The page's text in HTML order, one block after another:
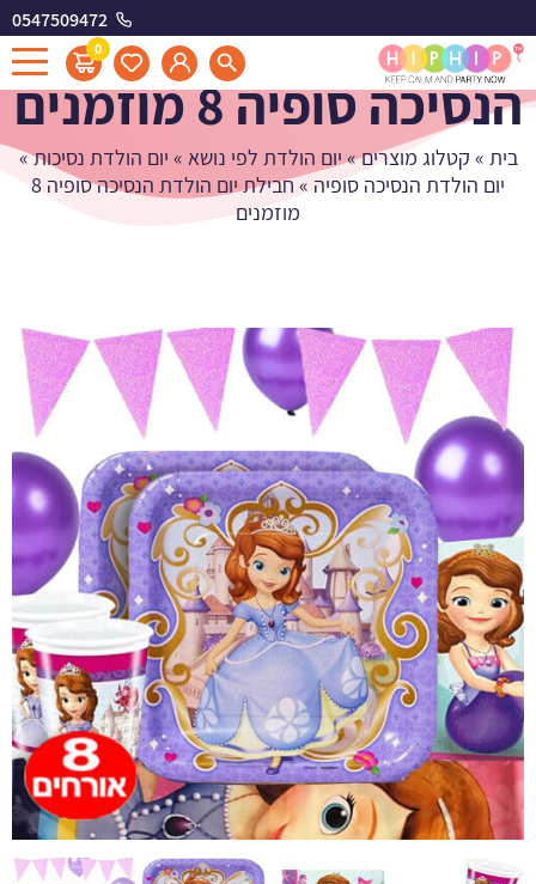
0547509472
0
חבילת יום הולדת
הנסיכה סופיה 8 מוזמנים
בית » קטלוג מוצרים»יום הולדת לפי נושא » יום הולדת נסיכות»
יום הולדת הנסיכה סופיה »
חבילת יום הולדת הנסיכה סופיה 8
מוזמנים